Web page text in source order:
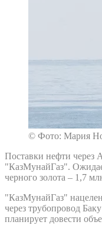
© Фото: Мария
Поставки нефти через
"КазМунайГаз".
черного золота – 1,7
"КазМунайГаз"
через трубопровод
планирует довести